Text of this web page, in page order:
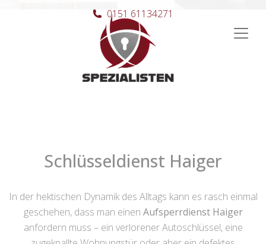
Hauptnavigation
0151 61134271
Schlüsseldienst Haiger
In der hektischen Dynamik des Alltags kann es rasch einmal
geschehen, dass man einen Aufsperrdienst Haiger
anfordern muss – ein verlorener Autoschlüssel, eine